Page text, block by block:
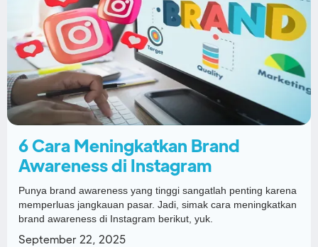
6 Cara Meningkatkan Brand
Awareness di Instagram
Punya brand awareness yang tinggi sangatlah penting karena
memperluas jangkauan pasar. Jadi, simak cara meningkatkan
brand awareness di Instagram berikut, yuk.
September 22, 2025